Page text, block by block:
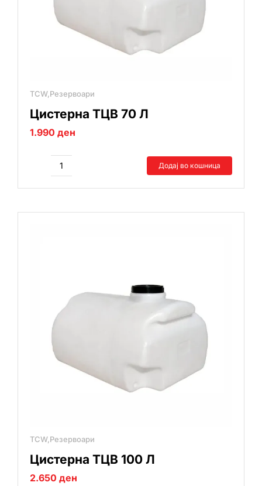
TCW,Резервоари
Цистерна ТЦВ 70 Л
1.990 ден
Цистерна
Л
Додај во кошница
TCW,Резервоари
Цистерна ТЦВ 100 Л
2.650 ден